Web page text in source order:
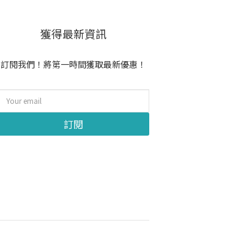
獲得最新資訊
訂閱我們！將第一時間獲取最新優惠！
訂閱